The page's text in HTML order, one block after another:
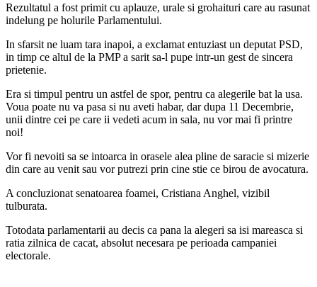
Rezultatul a fost primit cu aplauze, urale si grohaituri care au rasunat
indelung pe holurile Parlamentului.
In sfarsit ne luam tara inapoi, a exclamat entuziast un deputat PSD,
in timp ce altul de la PMP a sarit sa-l pupe intr-un gest de sincera
prietenie.
Era si timpul pentru un astfel de spor, pentru ca alegerile bat la usa.
Voua poate nu va pasa si nu aveti habar, dar dupa 11 Decembrie,
unii dintre cei pe care ii vedeti acum in sala, nu vor mai fi printre
noi!
Vor fi nevoiti sa se intoarca in orasele alea pline de saracie si mizerie
din care au venit sau vor putrezi prin cine stie ce birou de avocatura.
A concluzionat senatoarea foamei, Cristiana Anghel, vizibil
tulburata.
Totodata parlamentarii au decis ca pana la alegeri sa isi mareasca si
ratia zilnica de cacat, absolut necesara pe perioada campaniei
electorale.